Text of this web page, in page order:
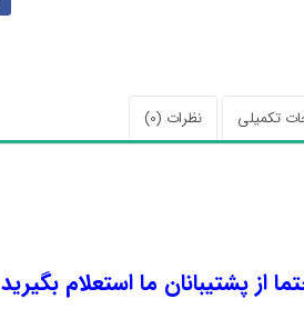
تکمیلی نظرات (0)
از پشتیبانان ما استعلام بگیرید